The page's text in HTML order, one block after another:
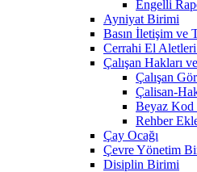
Engelli
Ayniyat Birimi
Basın İletişim ve
Cerrahi El
Çalışan Hakları
Çalışan
Çalisan-
Beyaz Kod
Rehber
Çay Ocağı
Çevre Yönetim
Disiplin Birimi